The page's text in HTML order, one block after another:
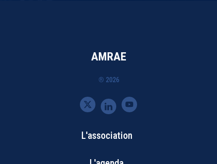
AMRAE
® 2026
Bottom
L'association